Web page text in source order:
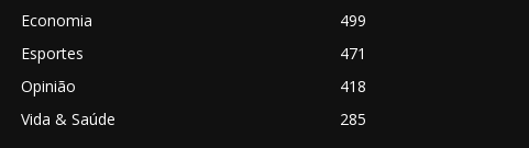
Economia
499
Esportes
471
Opinião
418
Vida & Saúde
285